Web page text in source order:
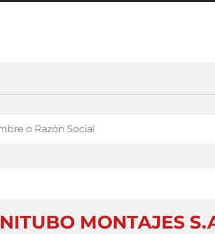
MONTAJES